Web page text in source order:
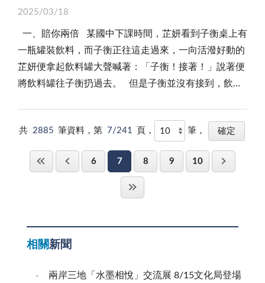
雖然少了現代科技的便利，卻多了一份純粹與真實。生
活節奏雖然緩慢，但內心卻更加踏實和滿足。那個年代
的簡單生活，讓人更加懂得珍惜身邊的人和事，也讓彼
此之間的關係更加親密無間。 如今回想起來，沒有電
腦或手機以前的生活似乎有著一種獨特的美好，它提示
樂與溫馨的回憶。那些沒有電腦或手機的日子，雖然已
成為過去，但它們在我們心中留下的痕跡，卻永遠無法
土地上種下未來的樹苗，道家提醒別忘了抬頭感受此刻
精神，細細勾勒遠山輪廓；也要留白給老子的墨色游
移，任溪流在紙上自在蜿蜒。時間從不是我們的敵人，
而是磨墨的硯池，以遠慮為墨條，以當下為清水，在徐
徐研磨間，終將調和出濃淡相宜的生命底色。
學生因實際經歷不符而遭遇後續問題。 這種代寫背後
學歷結果，而非孩子在學習過程中的成長。表面上看，
這種心態可能幫助孩子進入更好的學校，但若所學非其
所好，或因能力不足無法應付學業，最終可能適得其
反。教育的真正意義，應該在於培養興趣與能力，而非
是為了減少學生壓力，避免將成敗寄託於一次考試，卻
意外地加劇了不公平。資源有限的學生對比有豐厚資源
的家庭恐更加吃虧。這樣的制度是否真的實現了初衷，
值得反思。 要解決這些問題，父母首先應改變對教育
的過度功利化態度，重視孩子的興趣與選擇。若學習歷
面而言，教育單位應加強審核機制，同時降低備審資料
是為了成就自我，而非迎合體制。真正的教育應回歸初
展，則法院可能認定該商標屬於共同財產，而非單方持
有。 此外，根據法院過去對商標權糾紛的判例，若某
方僅以法律程序先行註冊商標，而無實際經營該品牌，
法院可能會判定其行為為惡意註冊，導致商標權被撤
透過商標註冊來排除其他創辦人的權利，將成為此案的
關鍵爭點。 如果商標的註冊涉及惡意排除共同創辦人
的權利，那麼該行為是否違反《商標法》第63條，並可
能導致商標被撤銷？根據《商標法》第63條，若註冊人
未經合法授權，單方面取得商標所有權，受害方可以向
共同建立的，他可在商標公告註冊5年內提出撤銷申
第184條提出侵權訴訟，要求返還商標權或請求損害賠
回報的工作，那無疑的就是「家庭主婦」。 在一般人
的印象中，家庭主婦的工作內容無非就是「買菜、煮
飯、洗衣、打掃」等家務，聽起來似乎簡單，但實際
上，這些家務不僅繁雜瑣碎，還是日復一日、全年無休
務，她們還要扮演許多額外的角色，例如孩子的老師、
丈夫的心理輔導員、家中的馬桶、水管、燈管壞了，以
及家中所有事物修繕的管家，甚至是雙方家族的聯絡人
與救火隊員。當家人遇到困難時，總是第一時間想到家
庭主婦，彷彿她們應該無所不能，能解決所有問題的
就是一種原罪，意味著她們有大把時間，應該全心全意
地為家庭奉獻，甚至為其他親族付出。然而，這種說法
2025/03/18
一、賠你兩倍 某國中下課時間，芷妍看到子衡桌上有
一瓶罐裝飲料，而子衡正往這走過來，一向活潑好動的
芷妍便拿起飲料罐大聲喊著：「子衡！接著！」說著便
將飲料罐往子衡扔過去。 但是子衡並沒有接到，飲料
元！」芷妍沒好氣地說：「賠就賠！賠你兩倍也沒關
係！」子衡緊抓著這句話說：「妳說的喔！明天妳要賠
我四十元！」芷妍卻又說：「欸！哪有這樣的！」這兩
位心智尚屬幼稚的國中生，整天便不時為此口角。 第
二天，子衡要芷妍賠他四十元，但芷妍別說四十元了，
妍應該償還子衡二十元。芷妍竟強辯道：「這又不是我
共 2885 筆資料，第 7/241 頁， 筆，
6 7 8 9 10
相關新聞
兩岸三地「水墨相悅」交流展 8/15文化局登場